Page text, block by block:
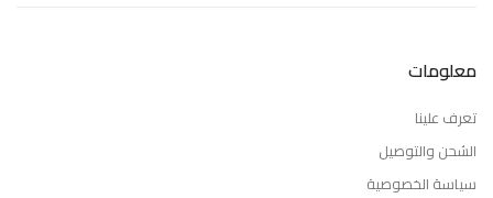
معلومات
تعرف علينا
الشحن والتوصيل
سياسة الخصوصية